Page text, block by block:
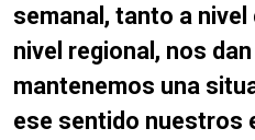
semanal, tanto a
nivel regional, nos
mantenemos una
ese sentido nuestros